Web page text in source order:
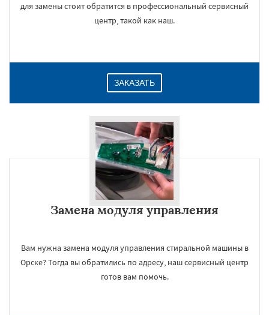
для замены стоит обратится в профессиональный сервисный
центр, такой как наш.
ЗАКАЗАТЬ
Замена модуля управления
Вам нужна замена модуля управления стиральной машины в
Орске? Тогда вы обратились по адресу, наш сервисный центр
готов вам помочь.